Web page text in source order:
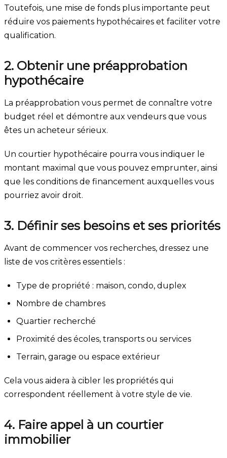
Toutefois, une mise de fonds plus importante peut
réduire vos paiements hypothécaires et faciliter votre
qualification.
2. Obtenir une préapprobation
hypothécaire
La préapprobation vous permet de connaître votre
budget réel et démontre aux vendeurs que vous
êtes un acheteur sérieux.
Un courtier hypothécaire pourra vous indiquer le
montant maximal que vous pouvez emprunter, ainsi
que les conditions de financement auxquelles vous
pourriez avoir droit.
3. Définir ses besoins et ses priorités
Avant de commencer vos recherches, dressez une
liste de vos critères essentiels :
Type de propriété : maison, condo, duplex
Nombre de chambres
Quartier recherché
Proximité des écoles, transports ou services
Terrain, garage ou espace extérieur
Cela vous aidera à cibler les propriétés qui
correspondent réellement à votre style de vie.
4. Faire appel à un courtier
immobilier